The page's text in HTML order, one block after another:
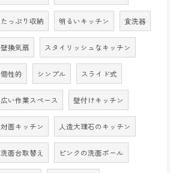
たっぷり収納 明るいキッチン 食洗器
壁換気扇 スタイリッシュなキッチン
個性的 シンプル スライド式
広い作業スペース 壁付けキッチン
対面キッチン 人造大理石のキッチン
洗面台取替え ピンクの洗面ボール